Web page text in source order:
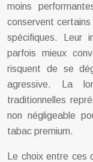
moins
conservent
spécifiques. Leur
parfois mieux
risquent de se
agressive. La
traditionnelles
non négligeable
tabac premium.
Le choix entre ces